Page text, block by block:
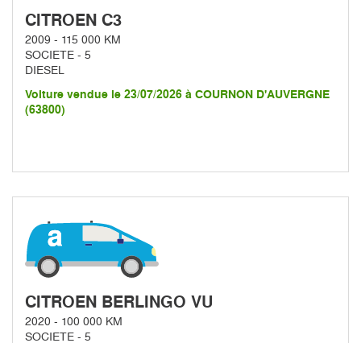
CITROEN C3
2009 - 115 000 KM
SOCIETE - 5
DIESEL
Voiture vendue le 23/07/2026 à COURNON D'AUVERGNE
(63800)
CITROEN BERLINGO VU
2020 - 100 000 KM
SOCIETE - 5